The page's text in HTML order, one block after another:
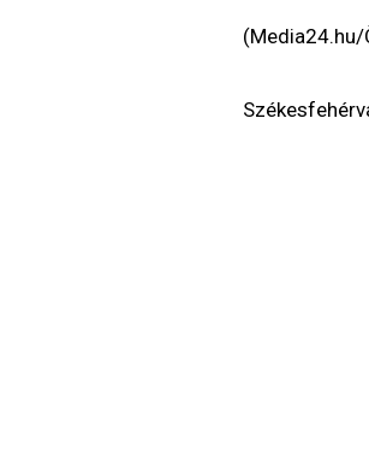
(Media24.hu/